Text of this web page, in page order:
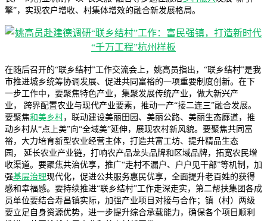
擎”，实现农户增收、村集体增效的融合新发展格局。
在随后召开的“联乡结村”工作交流会上，姚高员指出，“联乡结村”是我
市推进城乡统筹协调发展、促进共同富裕的一项重要制度创新。在下
一步工作中，要聚焦特色产业，集聚发展传统产业，做大新兴产
业， 跨界配置农业与现代产业要素，推动一产“接二连三”融合发展。
要聚焦和美乡村，联动建设美丽田园、美丽公路、美丽生态廊道，推
动乡村从“点上美”向“全域美”延伸，展现农村新风貌。要聚焦共同富
裕，大力培育新型农业经营主体，打造共富工坊、提升精品生态
园， 延长农业产业链，打响农产品龙头品牌和区域品牌，拓宽农民增
收渠道。要聚焦共治优享，推广“走村不漏户、户户见干部”等机制，加
强基层治理现代化，促进公共服务惠民优享，全面提升老百姓的获得
感和幸福感。要持续推进“联乡结村”工作走深走实，第二帮扶集团各成
员单位要结合寿昌镇实际，加强产业项目对接与合作；镇（村）两级
要立足自身资源优势，进一步提升综合承载能力，确保各个项目顺利